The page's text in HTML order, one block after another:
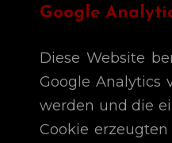
Google
Diese Website
Google Analytics
werden und die
Cookie